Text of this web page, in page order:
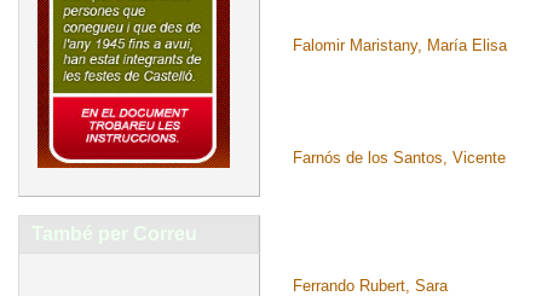
També per Correu
Falomir Maristany, María Elisa
Farnós de los Santos, Vicente
Ferrando Rubert, Sara